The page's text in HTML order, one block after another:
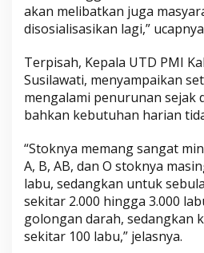
akan melibatkan juga
disosialisasikan lagi,”
Terpisah, Kepala UTD PMI
Susilawati, menyampaikan
mengalami penurunan sejak
bahkan kebutuhan harian
“Stoknya memang sangat
A, B, AB, dan O stoknya
labu, sedangkan untuk
sekitar 2.000 hingga 3.000
golongan darah, sedangkan
sekitar 100 labu,” jelasnya.